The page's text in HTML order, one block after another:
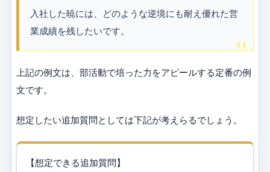
入社した暁には、どのような逆境にも耐え優れた営
業成績を残したいです。
上記の例文は、部活動で培った力をアピールする定番の例
文です。
想定したい追加質問としては下記が考えらるでしょう。
【想定できる追加質問】